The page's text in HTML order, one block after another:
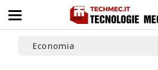
Economia